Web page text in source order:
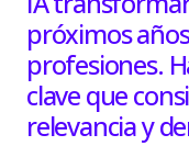
próximos
profesiones.
clave que
relevancia y